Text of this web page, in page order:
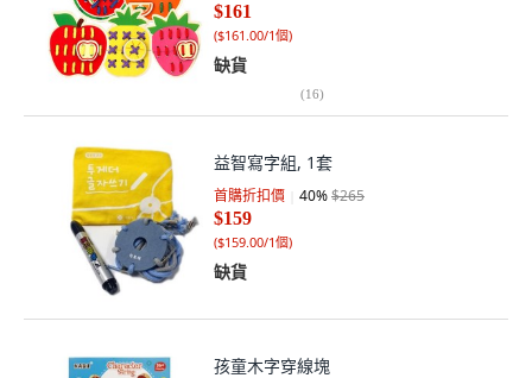
$161
($161.00/1個)
缺貨
(16)
益智寫字組, 1套
首購折扣價 40%$265
$159
($159.00/1個)
缺貨
孩童木字穿線塊